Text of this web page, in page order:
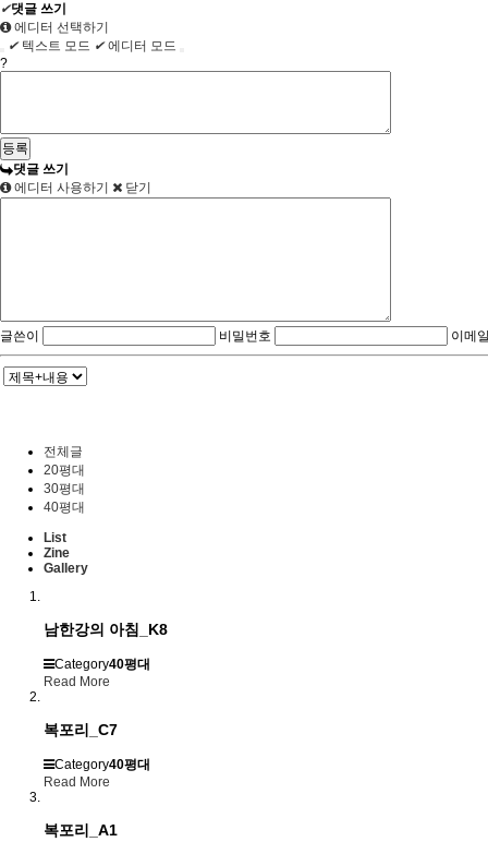
✔댓글 쓰기
에디터 선택하기
✔ 텍스트 모드 ✔에디터 모드
?
댓글 쓰기
에디터 사용하기
닫기
글쓴이 비밀번호 이메
전체글
20평대
30평대
40평대
List
Zine
Gallery
남한강의 아침_K8
Category40평대
Read More
복포리_C7
Category40평대
Read More
복포리_A1